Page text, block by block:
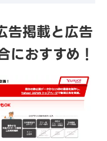
掲載と広告
におすすめ！